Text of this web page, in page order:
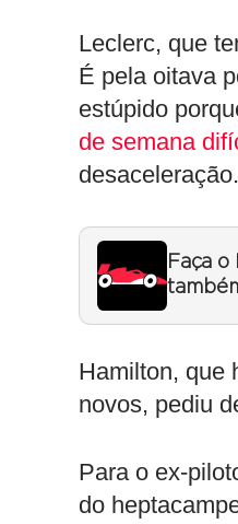
Leclerc, que
É pela oitava
estúpido
de semana
desaceleração.
Faça
Hamilton, que
novos, pediu
Para o ex-
do